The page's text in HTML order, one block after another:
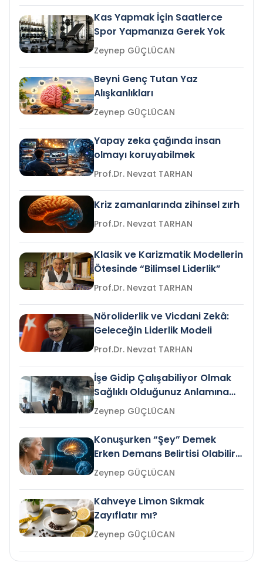
Kas Yapmak İçin Saatlerce
Spor Yapmanıza Gerek Yok
Zeynep GÜÇLÜCAN
Beyni Genç Tutan Yaz
Alışkanlıkları
Zeynep GÜÇLÜCAN
Yapay zeka çağında insan
olmayı koruyabilmek
Prof.Dr. Nevzat TARHAN
Kriz zamanlarında zihinsel zırh
Prof.Dr. Nevzat TARHAN
Klasik ve Karizmatik Modellerin
Ötesinde “Bilimsel Liderlik”
Prof.Dr. Nevzat TARHAN
Nöroliderlik ve Vicdani Zekâ:
Geleceğin Liderlik Modeli
Prof.Dr. Nevzat TARHAN
İşe Gidip Çalışabiliyor Olmak
Sağlıklı Olduğunuz Anlamına
Gelir mi?Zeynep GÜÇLÜCAN
Konuşurken “Şey” Demek
Erken Demans Belirtisi Olabilir
mi?
Zeynep GÜÇLÜCAN
Kahveye Limon Sıkmak
Zayıflatır mı?
Zeynep GÜÇLÜCAN